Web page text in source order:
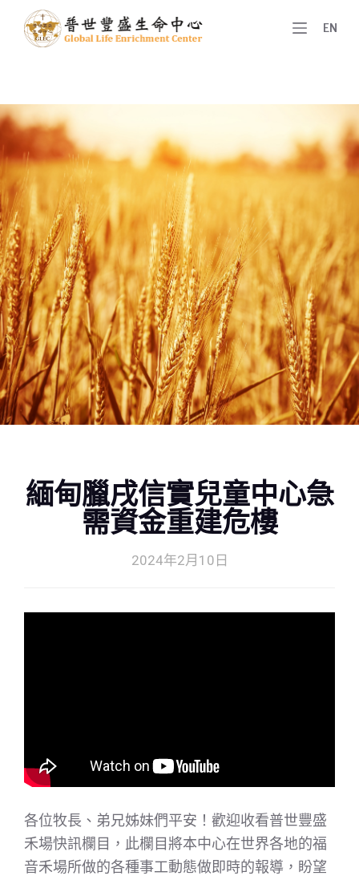
跳
至
內
容
EN
緬甸臘戌信實兒童中心急
需資金重建危樓
2024年2月10日
各位牧長、弟兄姊妹們平安！歡迎收看普世豐盛
禾場快訊欄目，此欄目將本中心在世界各地的福
音禾場所做的各種事工動態做即時的報導，盼望